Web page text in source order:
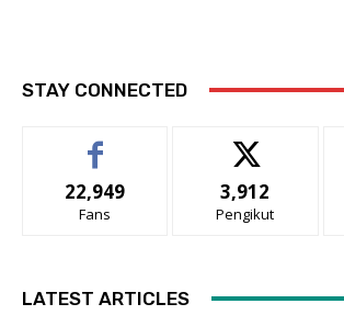
STAY CONNECTED
22,949
Fans
3,912
Pengikut
LATEST ARTICLES